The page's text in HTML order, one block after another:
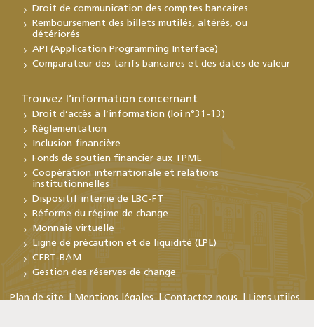
Droit de communication des comptes bancaires
Remboursement des billets mutilés, altérés, ou
détériorés
API (Application Programming Interface)
Comparateur des tarifs bancaires et des dates de valeur
Trouvez l’information concernant
Droit d’accès à l’information (loi n°31-13)
Réglementation
Inclusion financière
Fonds de soutien financier aux TPME
Coopération internationale et relations
institutionnelles
Dispositif interne de LBC-FT
Réforme du régime de change
Monnaie virtuelle
Ligne de précaution et de liquidité (LPL)
CERT-BAM
Gestion des réserves de change
Plan de site Mentions légales Contactez nous Liens utiles